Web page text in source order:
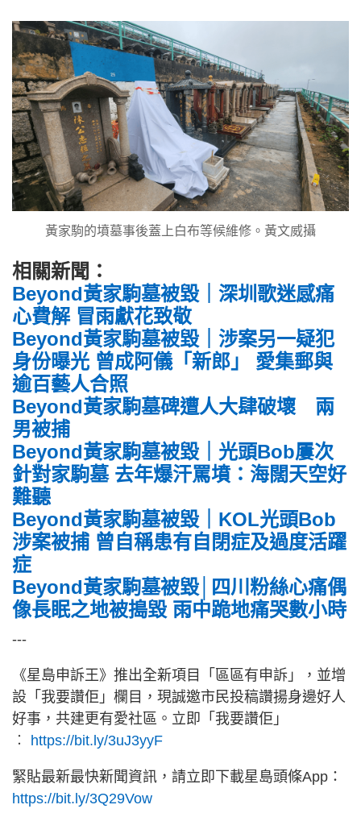
黃家駒的墳墓事後蓋上白布等候維修。黃文威攝
相關新聞：
Beyond黃家駒墓被毀｜深圳歌迷感痛
心費解 冒雨獻花致敬
Beyond黃家駒墓被毀｜涉案另一疑犯
身份曝光 曾成阿儀「新郎」 愛集郵與
逾百藝人合照
Beyond黃家駒墓碑遭人大肆破壞 兩
男被捕
Beyond黃家駒墓被毀｜光頭Bob屢次
針對家駒墓 去年爆汗罵墳：海闊天空好
難聽
Beyond黃家駒墓被毀｜KOL光頭Bob
涉案被捕 曾自稱患有自閉症及過度活躍
症
Beyond黃家駒墓被毀│四川粉絲心痛偶
像長眠之地被搗毀 雨中跪地痛哭數小時
---
《星島申訴王》推出全新項目「區區有申訴」，並增
設「我要讚佢」欄目，現誠邀市民投稿讚揚身邊好人
好事，共建更有愛社區。立即「我要讚佢」
︰ https://bit.ly/3uJ3yyF
緊貼最新最快新聞資訊，請立即下載星島頭條App：
https://bit.ly/3Q29Vow